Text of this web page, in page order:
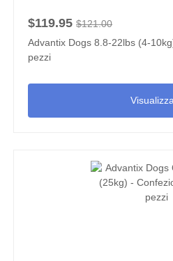
$119.95 $121.00
Advantix Dogs 8.8-22lbs (4-
pezzi